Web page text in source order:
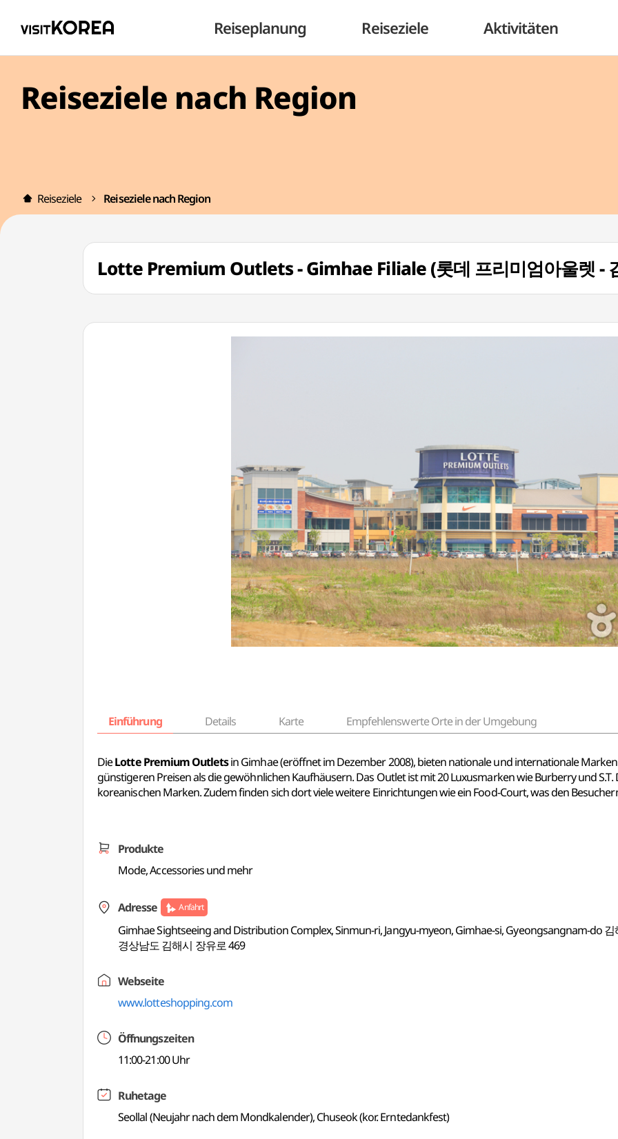
Reiseplanung Reiseziele Aktivitäten
Reiseziele nach Region
Reiseziele Reiseziele nach Region
Lotte Premium Outlets - Gimhae Filiale (롯데 프리미엄아울렛 -
Einführung Details Karte Empfehlenswerte Orte in der Umgebung
DieLotte Premium Outletsin Gimhae (eröffnet im Dezember 2008), bieten nationale und internationale
günstigeren Preisen als die gewöhnlichen Kaufhäusern. Das Outlet ist mit 20 Luxusmarken wie Burberry und
koreanischen Marken. Zudem finden sich dort viele weitere Einrichtungen wie ein Food-Court, was den
Produkte
Mode, Accessories und mehr
Adresse Anfahrt
Gimhae Sightseeing and Distribution Complex, Sinmun-ri, Jangyu-myeon, Gimhae-si, Gyeongsangnam-do
경상남도 김해시 장유로 469
Webseite
www.lotteshopping.com
Öffnungszeiten
11:00-21:00 Uhr
Ruhetage
Seollal (Neujahr nach dem Mondkalender), Chuseok (kor. Erntedankfest)